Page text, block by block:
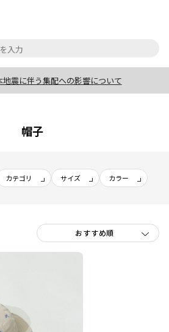
地震に伴う集配への影響について
帽子
カテゴリ サイズ カラー